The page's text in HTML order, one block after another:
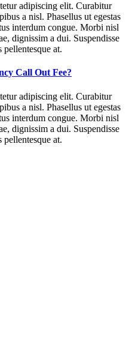
adipiscing elit. Curabitur
a nisl. Phasellus ut egestas
interdum congue. Morbi nisl
dignissim a dui. Suspendisse
at.
Call Out Fee?
adipiscing elit. Curabitur
a nisl. Phasellus ut egestas
interdum congue. Morbi nisl
dignissim a dui. Suspendisse
at.